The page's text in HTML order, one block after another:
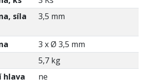
síla
3,5 mm
3 x Ø 3,5 mm
5,7 kg
hlava
ne